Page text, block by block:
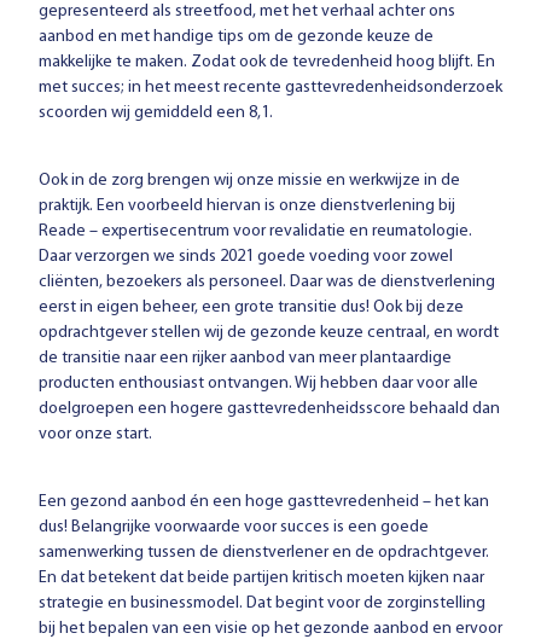
gepresenteerd als streetfood, met het verhaal achter ons
aanbod en met handige tips om de gezonde keuze de
makkelijke te maken. Zodat ook de tevredenheid hoog blijft. En
met succes; in het meest recente gasttevredenheidsonderzoek
scoorden wij gemiddeld een 8,1.
Ook in de zorg brengen wij onze missie en werkwijze in de
praktijk. Een voorbeeld hiervan is onze dienstverlening bij
Reade – expertisecentrum voor revalidatie en reumatologie.
Daar verzorgen we sinds 2021 goede voeding voor zowel
cliënten, bezoekers als personeel. Daar was de dienstverlening
eerst in eigen beheer, een grote transitie dus! Ook bij deze
opdrachtgever stellen wij de gezonde keuze centraal, en wordt
de transitie naar een rijker aanbod van meer plantaardige
producten enthousiast ontvangen. Wij hebben daar voor alle
doelgroepen een hogere gasttevredenheidsscore behaald dan
voor onze start.
Een gezond aanbod én een hoge gasttevredenheid – het kan
dus! Belangrijke voorwaarde voor succes is een goede
samenwerking tussen de dienstverlener en de opdrachtgever.
En dat betekent dat beide partijen kritisch moeten kijken naar
strategie en businessmodel. Dat begint voor de zorginstelling
bij het bepalen van een visie op het gezonde aanbod en ervoor